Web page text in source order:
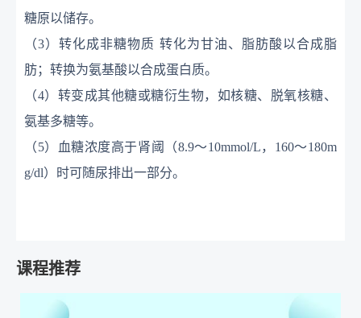
糖原以储存。
（3）转化成非糖物质 转化为甘油、脂肪酸以合成脂
肪；转换为氨基酸以合成蛋白质。
（4）转变成其他糖或糖衍生物，如核糖、脱氧核糖、
氨基多糖等。
（5）血糖浓度高于肾阈（8.9～10mmol/L，160～180m
g/dl）时可随尿排出一部分。
课程推荐